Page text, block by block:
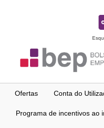
Ofertas Conta do
Programa de incentivos ao